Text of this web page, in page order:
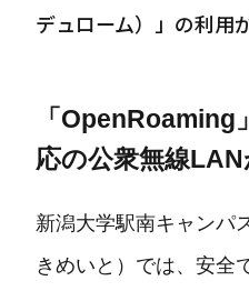
デュローム）」の利用
「
応の公衆無線
新潟大学駅南キャンパ
きめいと）では、安全